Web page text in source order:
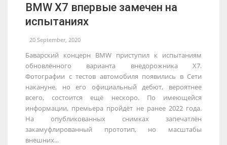
BMW X7 впервые замечен на
испытаниях
20 September, 2020
Баварский концерн BMW приступил к испытаниям
обновлённого варианта внедорожника X7.
Фотографии с тестов автомобиля появились в Сети
накануне, но его официальный дебют, вероятнее
всего, состоится ещё нескоро. По имеющейся
информации, премьера пройдёт не ранее 2022 года.
На опубликованных снимках запечатлён
закамуфлированный прототип, но масштабы
внешних...